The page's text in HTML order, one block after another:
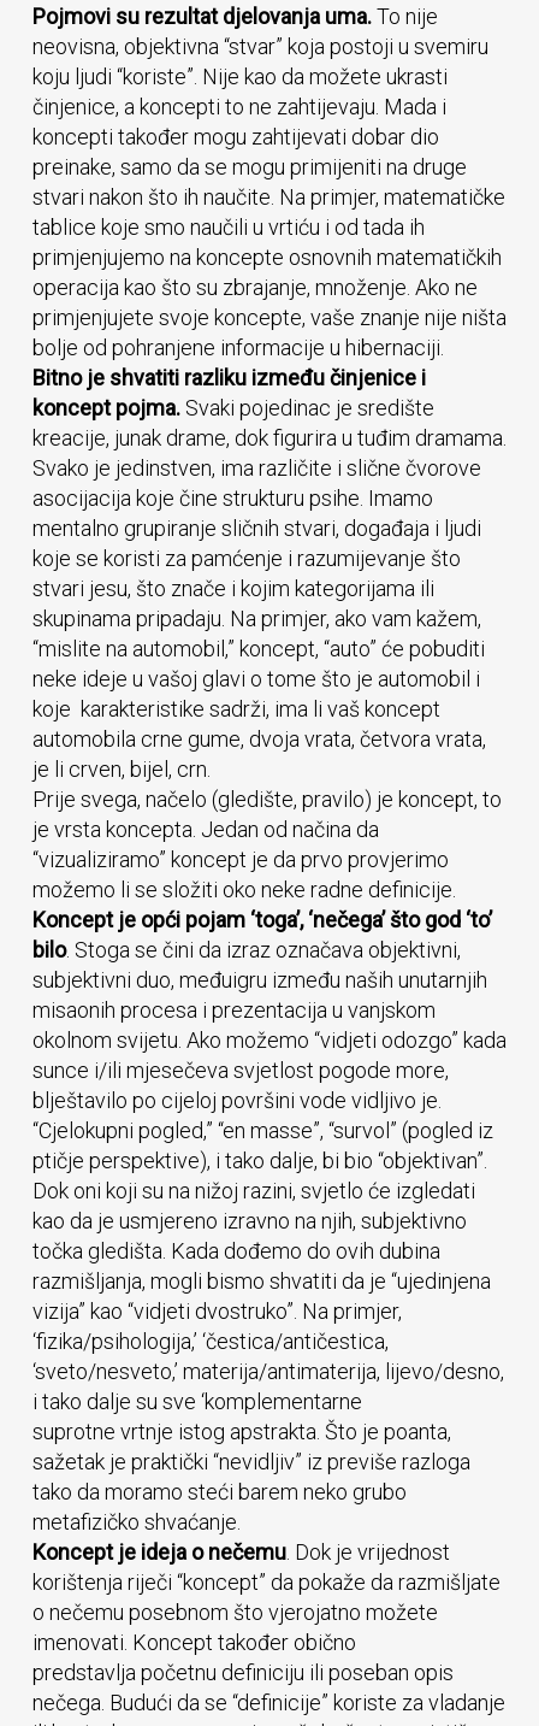
Pojmovi su rezultat djelovanja uma.To nije
neovisna, objektivna “stvar” koja postoji u svemiru
koju ljudi “koriste”. Nije kao da možete ukrasti
činjenice, a koncepti to ne zahtijevaju. Mada i
koncepti također mogu zahtijevati dobar dio
preinake, samo da se mogu primijeniti na druge
stvari nakon što ih naučite. Na primjer, matematičke
tablice koje smo naučili u vrtiću i od tada ih
primjenjujemo na koncepte osnovnih matematičkih
operacija kao što su zbrajanje, množenje. Ako ne
primjenjujete svoje koncepte, vaše znanje nije ništa
bolje od pohranjene informacije u hibernaciji.
Bitno je shvatiti razliku između činjenice i
koncept pojma.Svaki pojedinac je središte
kreacije, junak drame, dok figurira u tuđim dramama.
Svako je jedinstven, ima različite i slične čvorove
asocijacija koje čine strukturu psihe. Imamo
mentalno grupiranje sličnih stvari, događaja i ljudi
koje se koristi za pamćenje i razumijevanje što
stvari jesu, što znače i kojim kategorijama ili
skupinama pripadaju. Na primjer, ako vam kažem,
“mislite na automobil,” koncept, “auto” će pobuditi
neke ideje u vašoj glavi o tome što je automobil i
koje karakteristike sadrži, ima li vaš koncept
automobila crne gume, dvoja vrata, četvora vrata,
je li crven, bijel, crn.
Prije svega, načelo (gledište, pravilo) je koncept, to
je vrsta koncepta. Jedan od načina da
“vizualiziramo” koncept je da prvo provjerimo
možemo li se složiti oko neke radne definicije.
Koncept je opći pojam ‘toga’, ‘nečega’ što god ‘to’
bilo. Stoga se čini da izraz označava objektivni,
subjektivni duo, međuigru između naših unutarnjih
misaonih procesa i prezentacija u vanjskom
okolnom svijetu. Ako možemo “vidjeti odozgo” kada
sunce i/ili mjesečeva svjetlost pogode more,
blještavilo po cijeloj površini vode vidljivo je.
“Cjelokupni pogled,” “en masse”, “survol” (pogled iz
ptičje perspektive), i tako dalje, bi bio “objektivan”.
Dok oni koji su na nižoj razini, svjetlo će izgledati
kao da je usmjereno izravno na njih, subjektivno
točka gledišta. Kada dođemo do ovih dubina
razmišljanja, mogli bismo shvatiti da je “ujedinjena
vizija” kao “vidjeti dvostruko”. Na primjer,
‘fizika/psihologija,’ ‘čestica/antičestica,
‘sveto/nesveto,’ materija/antimaterija, lijevo/desno,
i tako dalje su sve ‘komplementarne
suprotne vrtnje istog apstrakta. Što je poanta,
sažetak je praktički “nevidljiv” iz previše razloga
tako da moramo steći barem neko grubo
metafizičko shvaćanje.
Koncept je ideja o nečemu. Dok je vrijednost
korištenja riječi “koncept” da pokaže da razmišljate
o nečemu posebnom što vjerojatno možete
imenovati. Koncept također obično
predstavlja početnu definiciju ili poseban opis
nečega. Budući da se “definicije” koriste za vladanje